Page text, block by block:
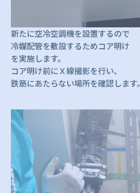
新たに空冷空調機を設置するので
冷媒配管を敷設するためコア明け
を実施します。
コア明け前にＸ線撮影を行い、
鉄筋にあたらない場所を確認します。